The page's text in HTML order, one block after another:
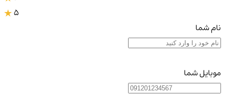
5
نام شما
موبایل شما